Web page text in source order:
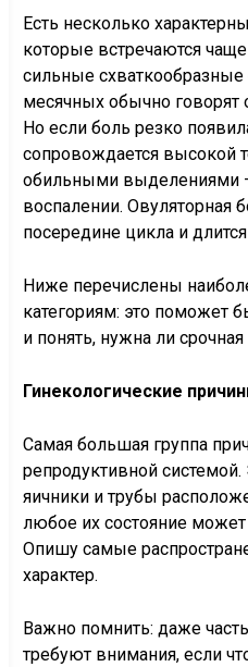
Есть несколько
которые встречаются
сильные
месячных обычно говорят
Но если боль резко
сопровождается высокой
обильными выделениями
воспалении. Овуляторная
посередине цикла и
Ниже перечислены
категориям: это поможет
и понять, нужна ли
Гинекологические
Самая большая группа
репродуктивной системой.
яичники и трубы
любое их состояние
Опишу самые
характер.
Важно помнить: даже
требуют внимания, если